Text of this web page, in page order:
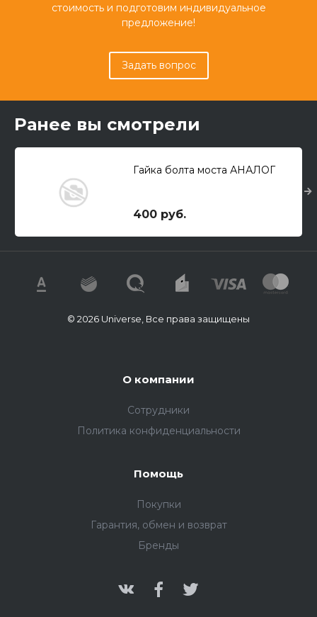
стоимость и подготовим индивидуальное
предложение!
Задать вопрос
Ранее вы смотрели
Гайка болта моста АНАЛОГ
400 руб.
© 2026 Universe, Все права защищены
О компании
Сотрудники
Политика конфиденциальности
Помощь
Покупки
Гарантия, обмен и возврат
Бренды